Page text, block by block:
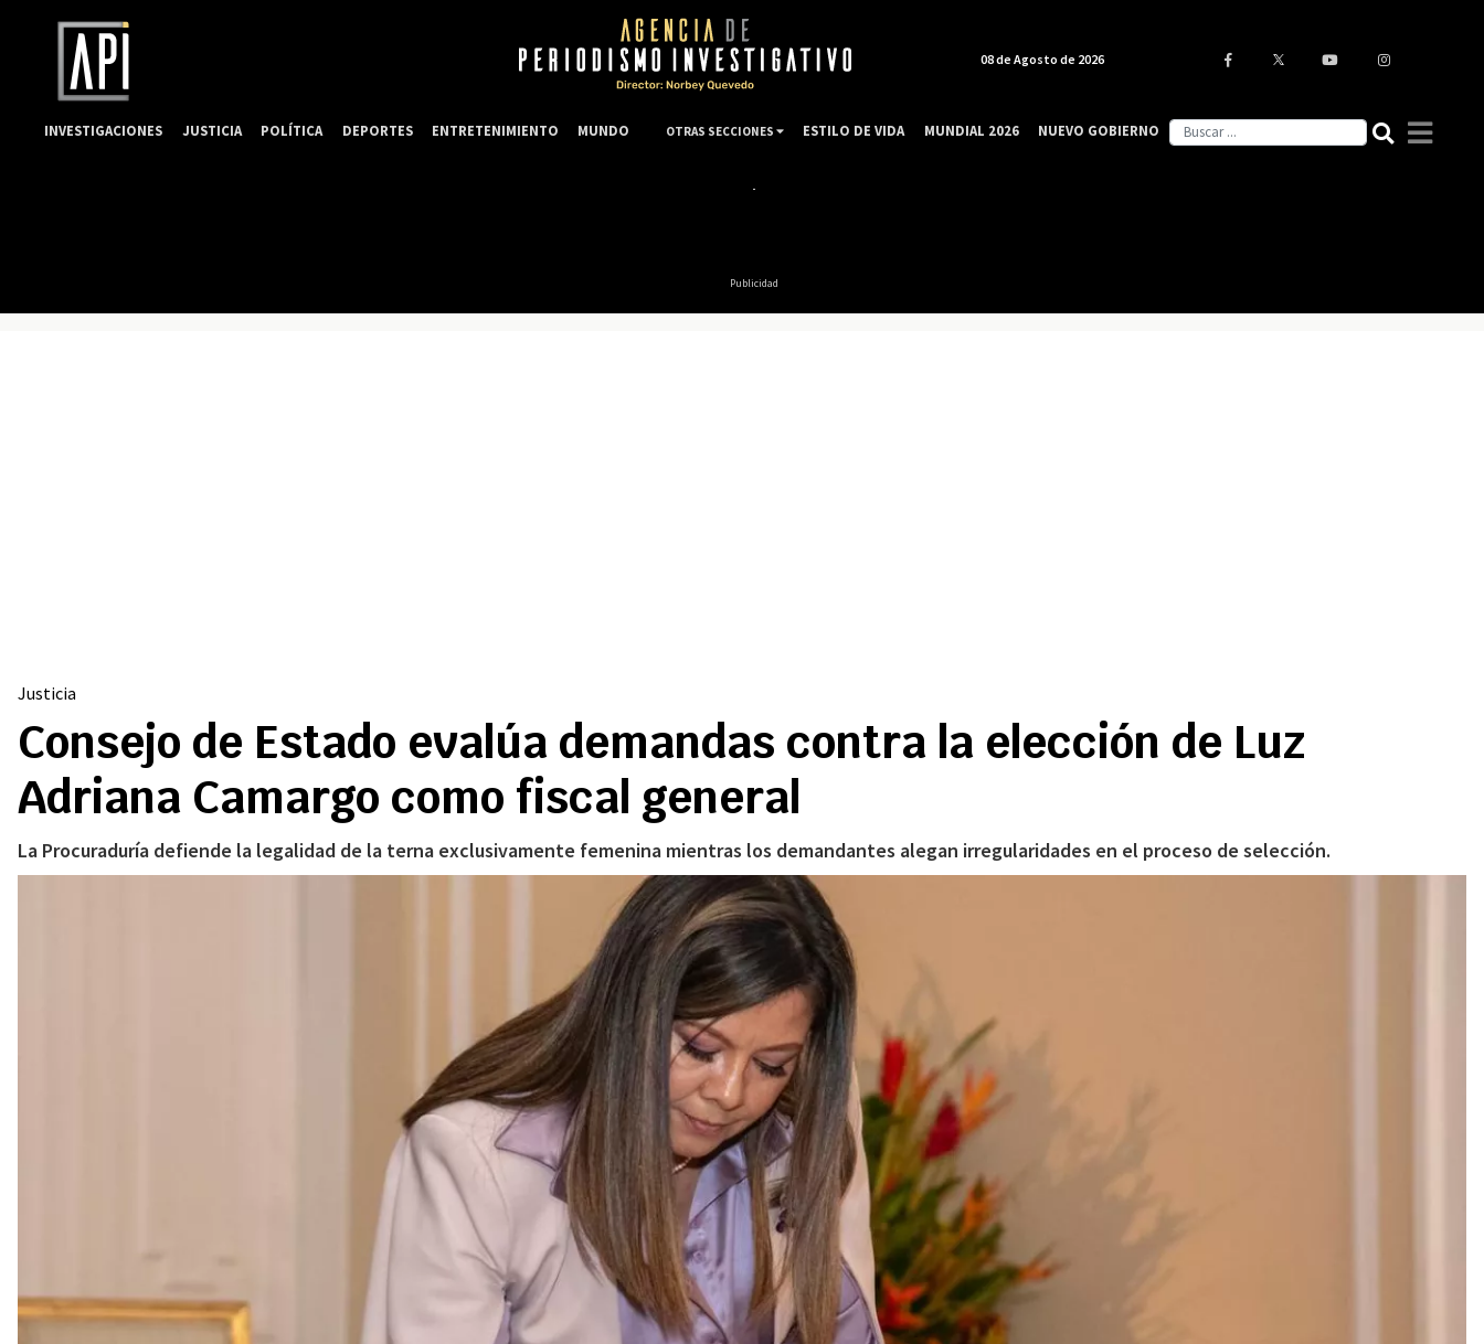
Publicidad
Justicia
Consejo de Estado evalúa demandas contra la elección de Luz
Adriana Camargo como fiscal general
La Procuraduría defiende la legalidad de la terna exclusivamente femenina mientras los demandantes alegan irregularidades en el proceso de selección.
08 de Agosto de 2026
INVESTIGACIONES JUSTICIA POLÍTICA DEPORTES ENTRETENIMIENTO MUNDO OTRAS SECCIONES ESTILO DE VIDA MUNDIAL 2026 NUEVO GOBIERNO